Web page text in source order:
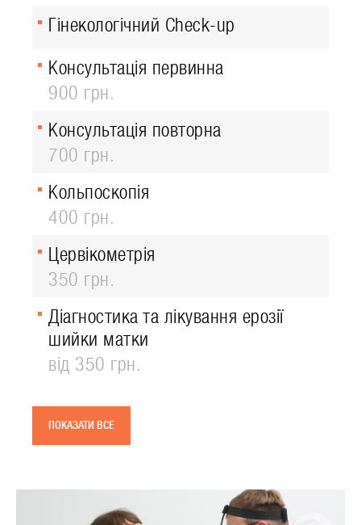
Гінекологічний Check-up
Консультація первинна
900 грн.
Консультація повторна
700 грн.
Кольпоскопія
400 грн.
Цервікометрія
350 грн.
Діагностика та лікування ерозії
шийки матки
від 350 грн.
ПОКАЗАТИ ВСЕ